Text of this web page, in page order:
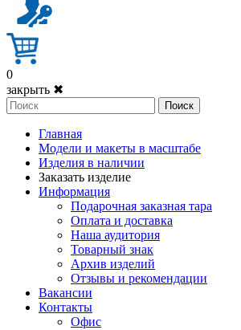
0
закрыть ✖
Поиск
Главная
Модели и макеты в масштабе
Изделия в наличии
Заказать изделие
Информация
Подарочная заказная тара
Оплата и доставка
Наша аудитория
Товарный знак
Архив изделий
Отзывы и рекомендации
Вакансии
Контакты
Офис